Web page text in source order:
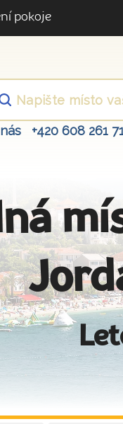
pokoje
+420 608 261